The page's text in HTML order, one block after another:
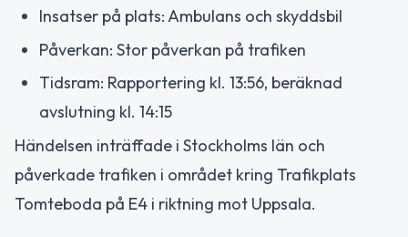
Insatser på plats: Ambulans och skyddsbil
Påverkan: Stor påverkan på trafiken
Tidsram: Rapportering kl. 13:56, beräknad
avslutning kl. 14:15
Händelsen inträffade i Stockholms län och
påverkade trafiken i området kring Trafikplats
Tomteboda på E4 i riktning mot Uppsala.